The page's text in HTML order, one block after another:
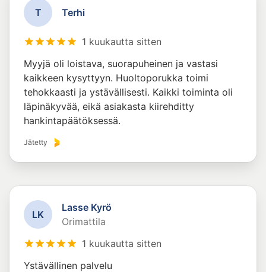
T Terhi
1 kuukautta sitten
Myyjä oli loistava, suorapuheinen ja vastasi
kaikkeen kysyttyyn. Huoltoporukka toimi
tehokkaasti ja ystävällisesti. Kaikki toiminta oli
läpinäkyvää, eikä asiakasta kiirehditty
hankintapäätöksessä.
Jätetty
LK
Lasse Kyrö
Orimattila
1 kuukautta sitten
Ystävällinen palvelu